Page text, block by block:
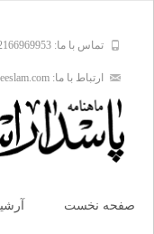
تماس با ما: 02166969953
ارتباط با ما: info[at]pasdareeslam.com
content
صفحه نخست